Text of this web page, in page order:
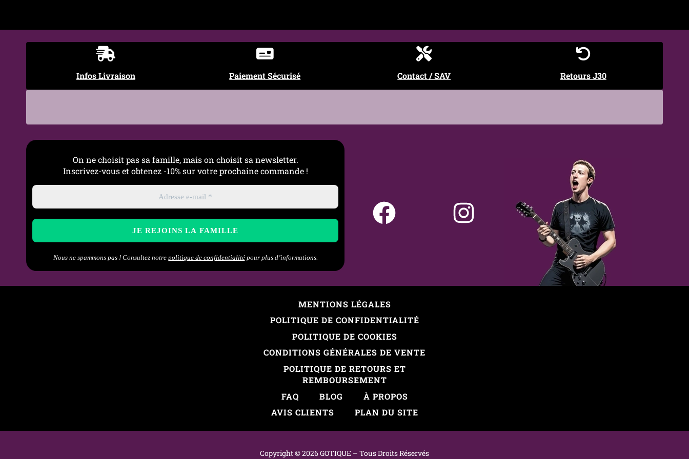
Bretelles Ajustables
bonnets
Taille S, M, L, XL, XXL
Occasions Soirée • Concert • Sortie nocturne • Alternative fashion • Tenues audacieuses
Lavage à la main recommandé • Pas de sèche-linge • Éviter les frottements prolongés
Infos Livraison Paiement Sécurisé Contact / SAV Retours J30
On ne choisit pas sa famille, mais on choisit sa newsletter.
Inscrivez-vous et obtenez -10% sur votre prochaine commande !
Nous ne spammons pas ! Consultez notre politique de confidentialitépour plus d’informations.
MENTIONS LÉGALES
POLITIQUE DE CONFIDENTIALITÉ
POLITIQUE DE COOKIES
CONDITIONS GÉNÉRALES DE VENTE
POLITIQUE DE RETOURS ET
REMBOURSEMENT
FAQ
BLOG
À PROPOS
AVIS CLIENTS
PLAN DU SITE
Copyright © 2026 GOTIQUE – TousDroitsRéservés